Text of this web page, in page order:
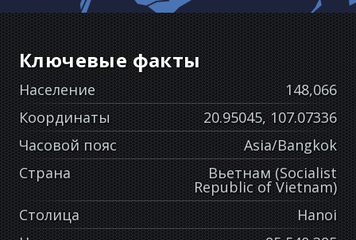
Ключевые факты
Население
148,066
Координаты
20.95045, 107.07336
Часовой пояс
Asia/Bangkok
Страна
Вьетнам (Socialist
Republic of Vietnam)
Столица
Hanoi